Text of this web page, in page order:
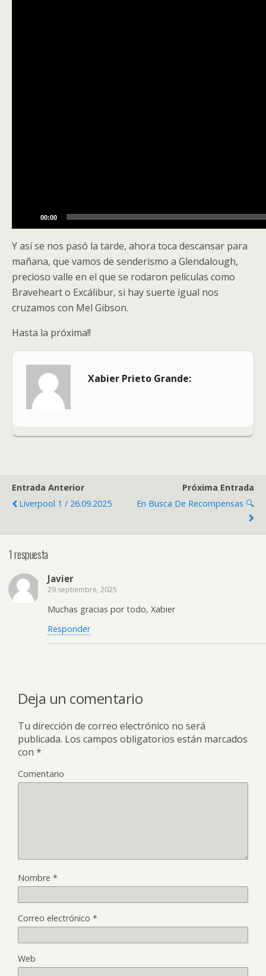
00:00
Y así se nos pasó la tarde, ahora toca descansar para
mañana, que vamos de senderismo a Glendalough,
precioso valle en el que se rodaron películas como
Braveheart o Excálibur, si hay suerte igual nos
cruzamos con Mel Gibson.
Hasta la próxima!!
Xabier Prieto Grande:
Entrada Anterior
Liverpool 1 / 26.09.2025
Próxima Entrada
En Busca De Recompensas 🔍
1 respuesta
Javier
29 septiembre, 2025
Muchas gracias por todo, Xabier
Responder
Deja un comentario
Tu dirección de correo electrónico no será
publicada. Los campos obligatorios están marcados
con *
Comentario
Nombre *
Correo electrónico *
Web